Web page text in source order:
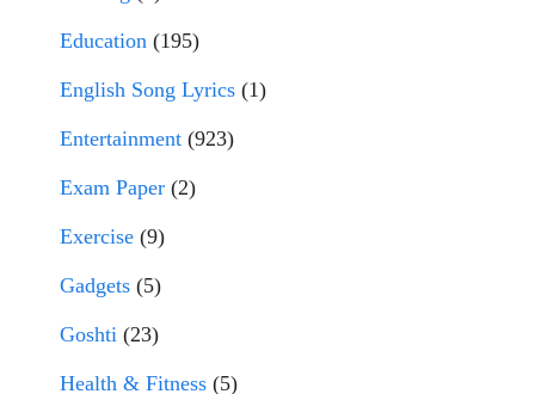
Education (195)
English Song Lyrics (1)
Entertainment (923)
Exam Paper (2)
Exercise (9)
Gadgets (5)
Goshti (23)
Health & Fitness (5)